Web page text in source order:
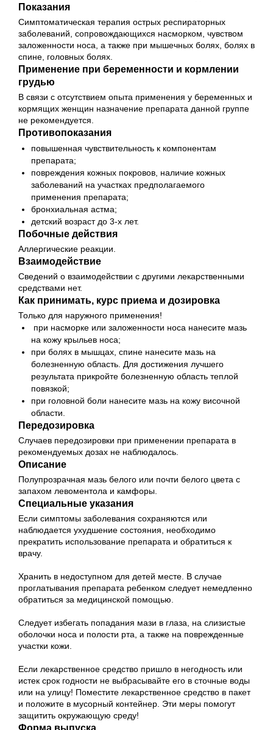
Показания
Симптоматическая терапия острых респираторных
заболеваний, сопровождающихся насморком, чувством
заложенности носа, а также при мышечных болях, болях в
спине, головных болях.
Применение при беременности и кормлении
грудью
В связи с отсутствием опыта применения у беременных и
кормящих женщин назначение препарата данной группе
не рекомендуется.
Противопоказания
повышенная чувствительность к компонентам
препарата;
повреждения кожных покровов, наличие кожных
заболеваний на участках предполагаемого
применения препарата;
бронхиальная астма;
детский возраст до 3-х лет.
Побочные действия
Аллергические реакции.
Взаимодействие
Сведений о взаимодействии с другими лекарственными
средствами нет.
Как принимать, курс приема и дозировка
Только для наружного применения!
при насморке или заложенности носа нанесите мазь
на кожу крыльев носа;
при болях в мышцах, спине нанесите мазь на
болезненную область. Для достижения лучшего
результата прикройте болезненную область теплой
повязкой;
при головной боли нанесите мазь на кожу височной
области.
Передозировка
Случаев передозировки при применении препарата в
рекомендуемых дозах не наблюдалось.
Описание
Полупрозрачная мазь белого или почти белого цвета с
запахом левоментола и камфоры.
Специальные указания
Если симптомы заболевания сохраняются или
наблюдается ухудшение состояния, необходимо
прекратить использование препарата и обратиться к
врачу.
Хранить в недоступном для детей месте. В случае
проглатывания препарата ребенком следует немедленно
обратиться за медицинской помощью.
Следует избегать попадания мази в глаза, на слизистые
оболочки носа и полости рта, а также на поврежденные
участки кожи.
Если лекарственное средство пришло в негодность или
истек срок годности не выбрасывайте его в сточные воды
или на улицу! Поместите лекарственное средство в пакет
и положите в мусорный контейнер. Эти меры помогут
защитить окружающую среду!
Форма выпуска